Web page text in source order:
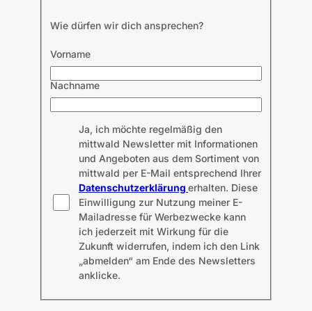
Wie dürfen wir dich ansprechen?
Vorname
Nachname
Ja, ich möchte regelmäßig den
mittwald Newsletter mit Informationen
und Angeboten aus dem Sortiment von
mittwald per E-Mail entsprechend Ihrer
Datenschutzerklärung erhalten. Diese
Einwilligung zur Nutzung meiner E-
Mailadresse für Werbezwecke kann
ich jederzeit mit Wirkung für die
Zukunft widerrufen, indem ich den Link
„abmelden“ am Ende des Newsletters
anklicke.